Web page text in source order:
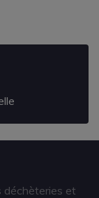
déchèteries et